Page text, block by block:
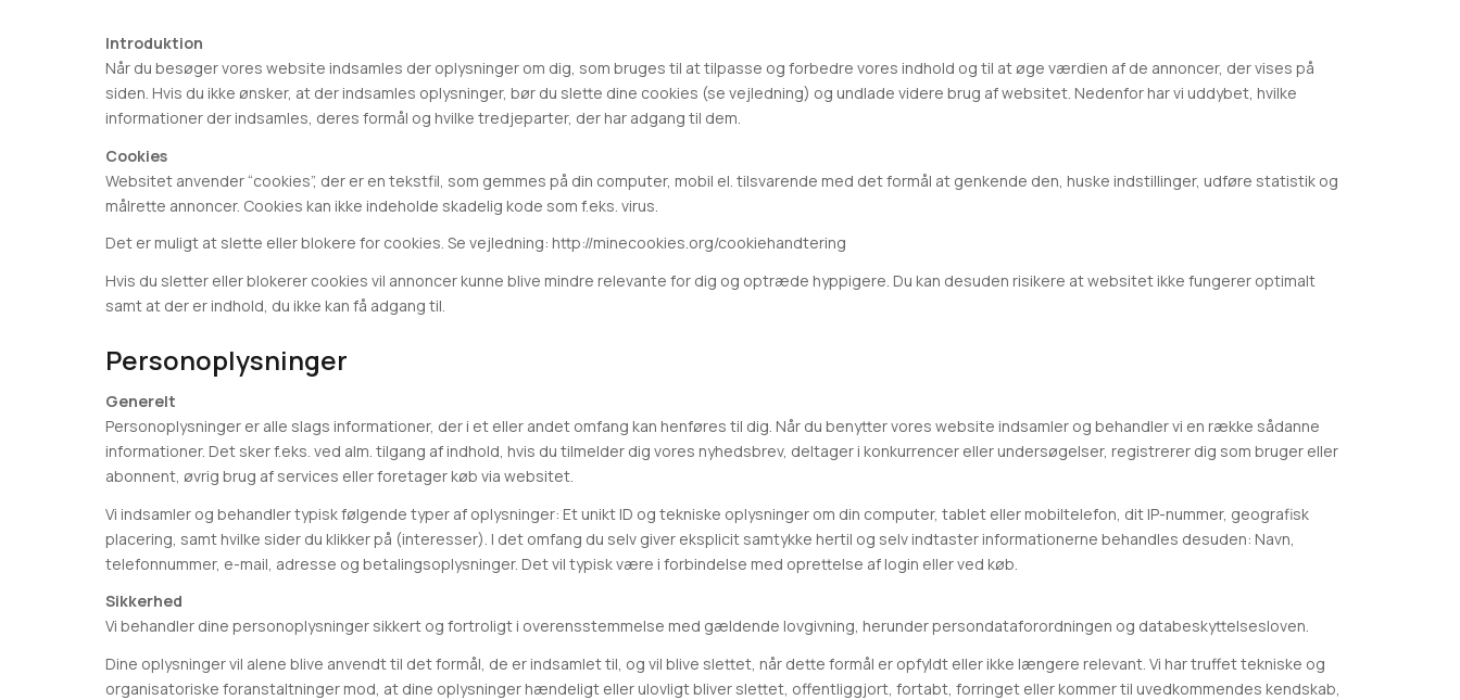
Introduktion
Når du besøger vores website indsamles der oplysninger om dig, som bruges til at tilpasse og forbedre vores indhold og til at øge værdien af de annoncer, der vises på
siden. Hvis du ikke ønsker, at der indsamles oplysninger, bør du slette dine cookies (se vejledning) og undlade videre brug af websitet. Nedenfor har vi uddybet, hvilke
informationer der indsamles, deres formål og hvilke tredjeparter, der har adgang til dem.
Cookies
Websitet anvender “cookies”, der er en tekstfil, som gemmes på din computer, mobil el. tilsvarende med det formål at genkende den, huske indstillinger, udføre statistik og
målrette annoncer. Cookies kan ikke indeholde skadelig kode som f.eks. virus.
Det er muligt at slette eller blokere for cookies. Se vejledning: http://minecookies.org/cookiehandtering
Hvis du sletter eller blokerer cookies vil annoncer kunne blive mindre relevante for dig og optræde hyppigere. Du kan desuden risikere at websitet ikke fungerer optimalt
samt at der er indhold, du ikke kan få adgang til.
Personoplysninger
Generelt
Personoplysninger er alle slags informationer, der i et eller andet omfang kan henføres til dig. Når du benytter vores website indsamler og behandler vi en række sådanne
informationer. Det sker f.eks. ved alm. tilgang af indhold, hvis du tilmelder dig vores nyhedsbrev, deltager i konkurrencer eller undersøgelser, registrerer dig som bruger eller
abonnent, øvrig brug af services eller foretager køb via websitet.
Vi indsamler og behandler typisk følgende typer af oplysninger: Et unikt ID og tekniske oplysninger om din computer, tablet eller mobiltelefon, dit IP-nummer, geografisk
placering, samt hvilke sider du klikker på (interesser). I det omfang du selv giver eksplicit samtykke hertil og selv indtaster informationerne behandles desuden: Navn,
telefonnummer, e-mail, adresse og betalingsoplysninger. Det vil typisk være i forbindelse med oprettelse af login eller ved køb.
Sikkerhed
Vi behandler dine personoplysninger sikkert og fortroligt i overensstemmelse med gældende lovgivning, herunder persondataforordningen og databeskyttelsesloven.
Dine oplysninger vil alene blive anvendt til det formål, de er indsamlet til, og vil blive slettet, når dette formål er opfyldt eller ikke længere relevant. Vi har truffet tekniske og
organisatoriske foranstaltninger mod, at dine oplysninger hændeligt eller ulovligt bliver slettet, offentliggjort, fortabt, forringet eller kommer til uvedkommendes kendskab,